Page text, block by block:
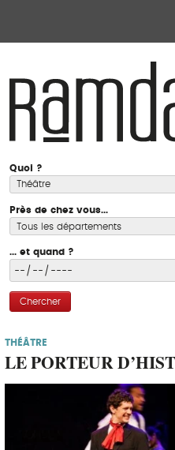
Quoi ?
Près de chez vous...
... et quand ?
Chercher
THÉÂTRE
LE PORTEUR